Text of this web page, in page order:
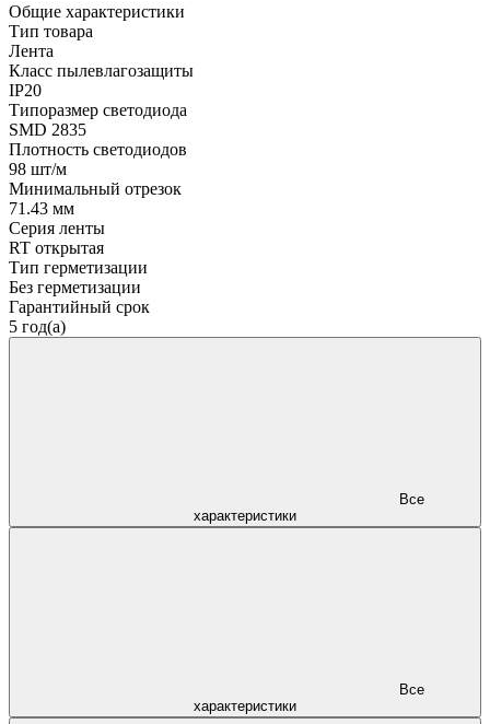
Общие характеристики
Тип товара
Лента
Класс пылевлагозащиты
IP20
Типоразмер светодиода
SMD 2835
Плотность светодиодов
98 шт/м
Минимальный отрезок
71.43 мм
Серия ленты
RT открытая
Тип герметизации
Без герметизации
Гарантийный срок
5 год(а)
характеристики
характеристики